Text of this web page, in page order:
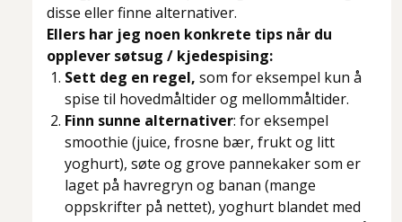
disse eller finne alternativer.
Ellers har jeg noen konkrete tips når du
opplever søtsug / kjedespising:
Sett deg en regel, som for eksempel kun å
spise til hovedmåltider og mellommåltider.
Finn sunne alternativer: for eksempel
smoothie (juice, frosne bær, frukt og litt
yoghurt), søte og grove pannekaker som er
laget på havregryn og banan (mange
oppskrifter på nettet), yoghurt blandet med